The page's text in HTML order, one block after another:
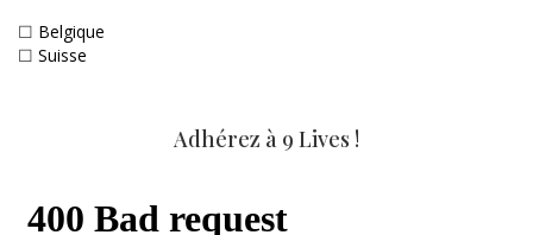
☐ Belgique
☐ Suisse
Adhérez à 9 Lives !